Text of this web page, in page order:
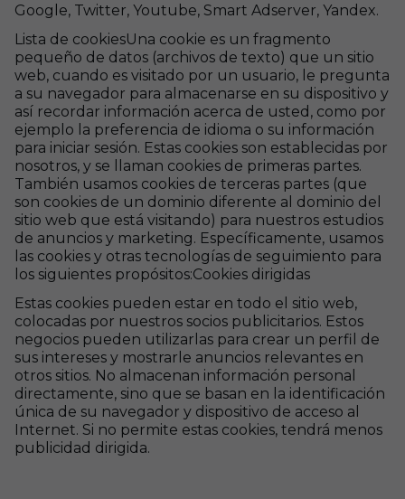
Google, Twitter, Youtube, Smart Adserver, Yandex.
Lista de cookiesUna cookie es un fragmento
pequeño de datos (archivos de texto) que un sitio
web, cuando es visitado por un usuario, le pregunta
a su navegador para almacenarse en su dispositivo y
así recordar información acerca de usted, como por
ejemplo la preferencia de idioma o su información
para iniciar sesión. Estas cookies son establecidas por
nosotros, y se llaman cookies de primeras partes.
También usamos cookies de terceras partes (que
son cookies de un dominio diferente al dominio del
sitio web que está visitando) para nuestros estudios
de anuncios y marketing. Específicamente, usamos
las cookies y otras tecnologías de seguimiento para
los siguientes propósitos:Cookies dirigidas
Estas cookies pueden estar en todo el sitio web,
colocadas por nuestros socios publicitarios. Estos
negocios pueden utilizarlas para crear un perfil de
sus intereses y mostrarle anuncios relevantes en
otros sitios. No almacenan información personal
directamente, sino que se basan en la identificación
única de su navegador y dispositivo de acceso al
Internet. Si no permite estas cookies, tendrá menos
publicidad dirigida.